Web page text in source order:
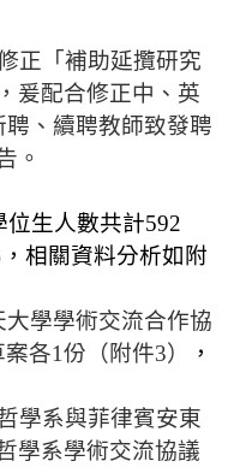
正「補助延攬研究
爰配合修正中、英
聘、續聘教師致發聘
。
位生人數共計592
相關資料分析如附
學學術交流合作協
案各1份（附件3）
，
學系與菲律賓安東
學系學術交流協議